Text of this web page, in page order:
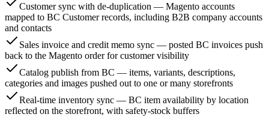
Customer sync with de-duplication — Magento accounts
mapped to BC Customer records, including B2B company accounts
and contacts
Sales invoice and credit memo sync — posted BC invoices push
back to the Magento order for customer visibility
Catalog publish from BC — items, variants, descriptions,
categories and images pushed out to one or many storefronts
Real-time inventory sync — BC item availability by location
reflected on the storefront, with safety-stock buffers